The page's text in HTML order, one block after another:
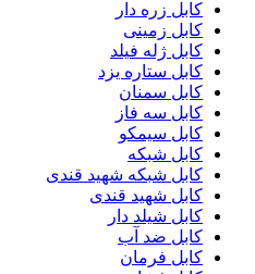
کابل زره دار
کابل زمینی
کابل ژله فیلد
کابل ستاره یزد
کابل سمنان
کابل سه فاز
کابل سیمکو
کابل شبکه
کابل شبکه شهید قندی
کابل شهید قندی
کابل شیلد دار
کابل ضد آب
کابل فرمان